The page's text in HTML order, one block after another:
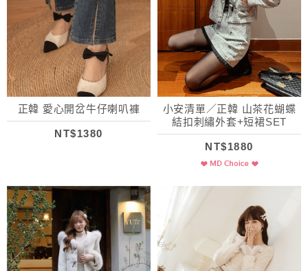
正韓 愛心開岔牛仔喇叭褲
NT$1380
小安清單／正韓 山茶花蝴蝶
結扣刺繡外套+短裙SET
NT$1880